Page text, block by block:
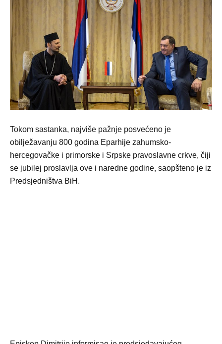
Tokom sastanka, najviše pažnje posvećeno je
obilježavanju 800 godina Eparhije zahumsko-
hercegovačke i primorske i Srpske pravoslavne crkve, čiji
se jubilej proslavlja ove i naredne godine, saopšteno je iz
Predsjedništva BiH.